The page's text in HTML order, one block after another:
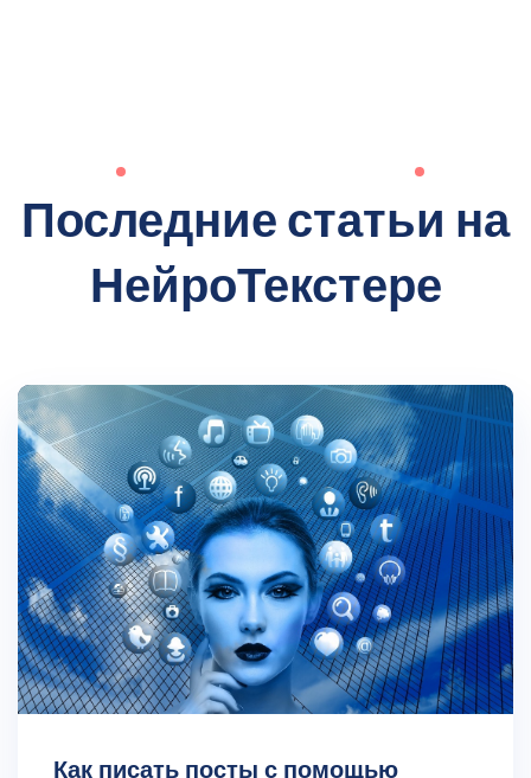
Последние статьи на
НейроТекстере
Как писать посты с помощью